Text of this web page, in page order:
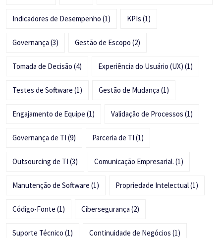
Indicadores de Desempenho (1) KPIs (1)
Governança (3) Gestão de Escopo (2)
Tomada de Decisão (4) Experiência do Usuário (UX) (1)
Testes de Software (1) Gestão de Mudança (1)
Engajamento de Equipe (1) Validação de Processos (1)
Governança de TI (9) Parceria de TI (1)
Outsourcing de TI (3) Comunicação Empresarial. (1)
Manutenção de Software (1) Propriedade Intelectual(1)
Código-Fonte (1) Cibersegurança (2)
Suporte Técnico (1) Continuidade de Negócios (1)